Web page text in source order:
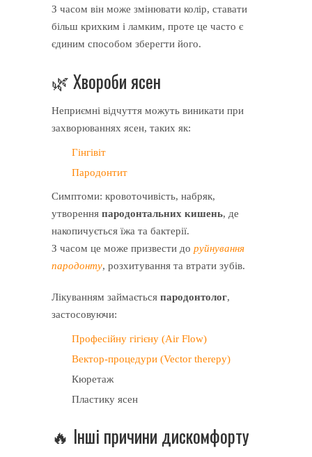
З часом він може змінювати колір, ставати
більш крихким і ламким, проте це часто є
єдиним способом зберегти його.
🌿 Хвороби ясен
Неприємні відчуття можуть виникати при
захворюваннях ясен, таких як:
Гінгівіт
Пародонтит
Симптоми: кровоточивість, набряк,
утворення пародонтальних кишень, де
накопичується їжа та бактерії.
З часом це може призвести до руйнування
пародонту, розхитування та втрати зубів.
Лікуванням займається пародонтолог,
застосовуючи:
Професійну гігієну (Air Flow)
Вектор-процедури (Vector therepy)
Кюретаж
Пластику ясен
🔥 Інші причини дискомфорту